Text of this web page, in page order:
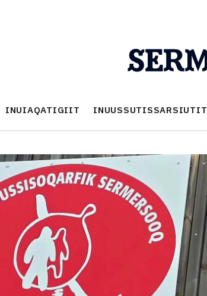
INUIAQATIGIIT INUUSSUTISSARSIUTIT